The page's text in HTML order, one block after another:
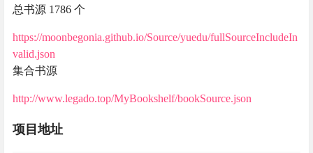
总书源 1786 个
https://moonbegonia.github.io/Source/yuedu/fullSourceIncludeIn
valid.json
集合书源
http://www.legado.top/MyBookshelf/bookSource.json
项目地址